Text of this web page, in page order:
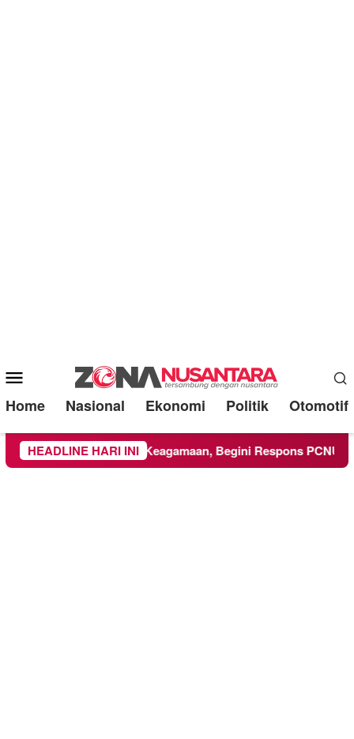
Mobile
Menu
Home Nasional Ekonomi Politik Otomotif
HEADLINE HARI INI
Kegiatan Keagamaan, Begini Respons PCNU dan Kampus